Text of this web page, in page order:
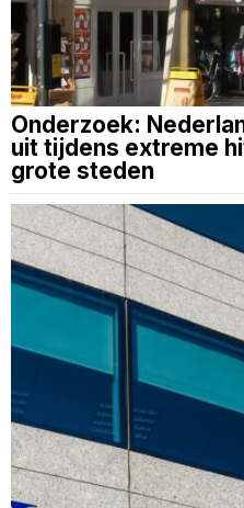
Onderzoek:
uit tijdens extreme
grote steden